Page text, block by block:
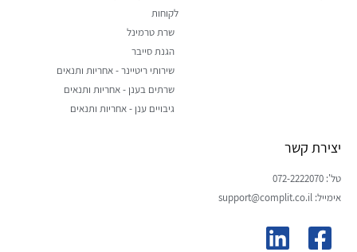
לקוחות
שרת טרמינל
הגנת סייבר
שירותי ריטיינר - אחריות ותנאים
שרתים בענן - אחריות ותנאים
גיבויים ענן - אחריות ותנאים
יצירת קשר
טל': 072-2222070
אימייל: support@complit.co.il